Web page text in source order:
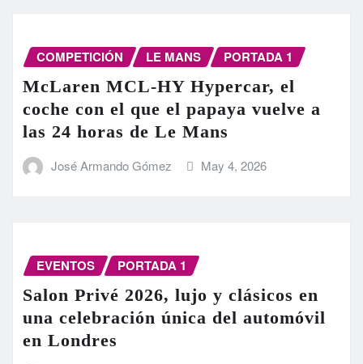
COMPETICIÓN LE MANS PORTADA 1
McLaren MCL-HY Hypercar, el
coche con el que el papaya vuelve a
las 24 horas de Le Mans
José Armando Gómez May 4, 2026
EVENTOS PORTADA 1
Salon Privé 2026, lujo y clásicos en
una celebración única del automóvil
en Londres